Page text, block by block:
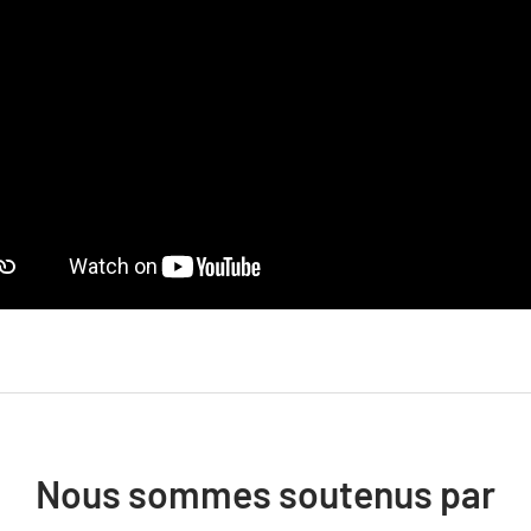
Nous sommes soutenus par